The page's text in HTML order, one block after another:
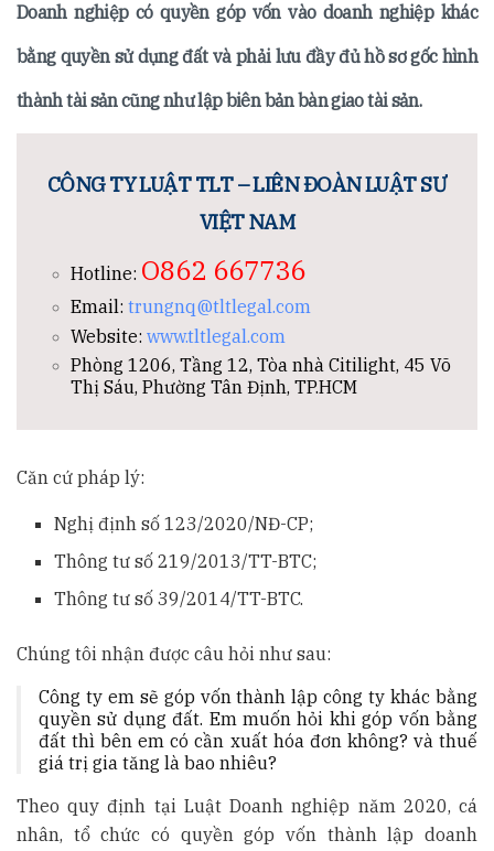
Doanh nghiệp có quyền góp vốn vào doanh nghiệp khác
bằng quyền sử dụng đất và phải lưu đầy đủ hồ sơ gốc hình
thành tài sản cũng như lập biên bản bàn giao tài sản.
CÔNG TY LUẬT TLT – LIÊN ĐOÀN LUẬT SƯ
VIỆT NAM
Hotline: O862 667736
Email: trungnq@tltlegal.com
Website:www.tltlegal.com
Phòng 1206, Tầng 12, Tòa nhà Citilight, 45 Võ
Thị Sáu, Phường Tân Định, TP.HCM
Căn cứ pháp lý:
Nghị định số 123/2020/NĐ-CP;
Thông tư số 219/2013/TT-BTC;
Thông tư số 39/2014/TT-BTC.
Chúng tôi nhận được câu hỏi như sau:
Công ty em sẽ góp vốn thành lập công ty khác bằng
quyền sử dụng đất. Em muốn hỏi khi góp vốn bằng
đất thì bên em có cần xuất hóa đơn không? và thuế
giá trị gia tăng là bao nhiêu?
Theo quy định tại Luật Doanh nghiệp năm 2020, cá
nhân, tổ chức có quyền góp vốn thành lập doanh